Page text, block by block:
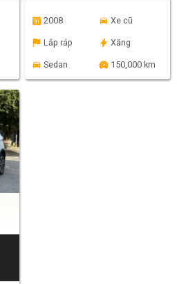
2008 Xe cũ
Lắp ráp Xăng
Sedan 150,000 km